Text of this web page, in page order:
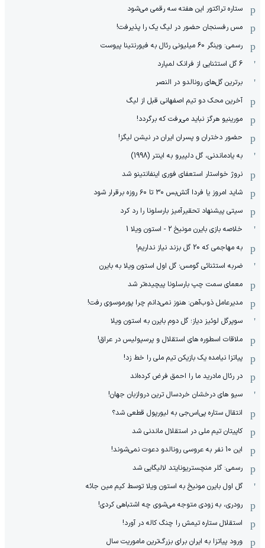
ستاره تراکتور این هفته سه رقمی می‌شود
مس رفسنجان حضور در لیگ یک را پذیرفت!
رسمی: وینگر 60 میلیونی رئال به فیورنتینا پیوست
6 گل استثنایی از فرانک لمپارد
برترین گل‌های رونالدو در النصر
آخرین محک دو تیم اصفهانی قبل از لیگ
مورینیو هرگز نباید می‌رفت که برگردد!
حضور دختران و پسران ایران در نیشن لیگز!
به یادماندنی، گل دلپیرو به اینتر (1998)
نروژ خواستار استعفای فوری اینفانتینو شد
شاید امروز یا فردا آتش‌بس ۳۰ تا ۶۰ روزه برقرار شود
سیتی پیشنهاد تحقیرآمیز بارسلونا را رد کرد
خلاصه بازی بایرن مونیخ 2 - استون ویلا 1
به مهاجمی که 20 گل بزند نیاز نداریم!
ضربه استثنائی گومس؛ گل اول استون ویلا به بایرن
معمای سمت چپ بارسلونا پیچیده‌تر شد
مدیرعامل ذوب‌آهن: هنوز نمی‌دانم چرا پورموسوی رفت!
سوپرگل لوئیز دیاز؛ گل دوم بایرن به استون ویلا
ملاقات اسطوره های استقلال و پرسپولیس در عراق!
پیاتزا نیامده یک بازیکن تیم ملی را خط زد!
در رئال مادرید ما را احمق فرض کرده‌اند
سیو های درخشان خردسال ترین دروازبان جهان!
انتقال ستاره پی‌اس‌جی به لیورپول قطعی شد؟
کاپیتان تیم ملی در استقلال ماندنی شد
این 10 نفر به عروسی رونالدو دعوت نمی‌شوند!
رسمی: گلر منچستریونایتد لالیگایی شد
گل اول بایرن مونیخ به استون ویلا توسط کیم مین جائه
رودری، به زودی متوجه می‌شوی چه اشتباهی کردی!
استقلال ستاره تیمش را چنگ کاله در آورد!
ورود پیاتزا به ایران برای بزرگ‌ترین ماموریت سال